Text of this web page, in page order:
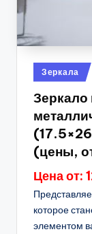
Опубликовано
в
Зеркала
Зеркало
(цены,
Цена от:
которое
элементом